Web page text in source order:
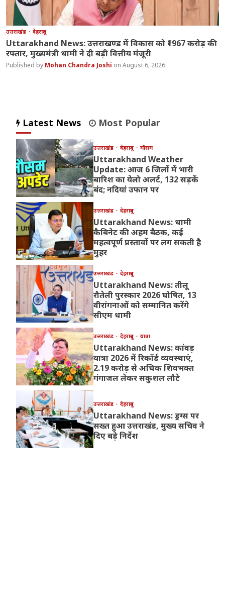
उत्तराखंड देहरादून
Uttarakhand News: उत्तराखण्ड में विकास को ₹1967 करोड़ की
रफ्तार, मुख्यमंत्री धामी ने दी बड़ी वित्तीय मंजूरी
Mohan Chandra Joshi August 6, 2026
Latest News Most Popular
उत्तराखंड देहरादून मौसम
Uttarakhand Weather
Update: आज 6 जिलों में भारी
बारिश का येलो अलर्ट, 132 सड़कें
बंद; नदियां उफान पर
उत्तराखंड देहरादून
Uttarakhand News: धामी
कैबिनेट की अहम बैठक, कई
महत्वपूर्ण प्रस्तावों पर लग सकती है
मुहर
उत्तराखंड देहरादून
Uttarakhand News: तीलू
रौतेली पुरस्कार 2026 घोषित, 13
वीरांगनाओं को सम्मानित करेंगे
सीएम धामी
उत्तराखंड देहरादून यात्रा
Uttarakhand News: कांवड़
यात्रा 2026 में रिकॉर्ड व्यवस्थाएं,
2.19 करोड़ से अधिक शिवभक्त
गंगाजल लेकर सकुशल लौटे
उत्तराखंड देहरादून
Uttarakhand News: ड्रग्स पर
सख्त हुआ उत्तराखंड, मुख्य सचिव ने
दिए बड़े निर्देश